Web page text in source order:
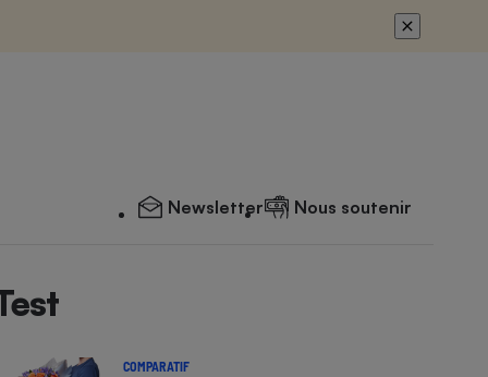
Newsletter Nous soutenir
COMPARATIF